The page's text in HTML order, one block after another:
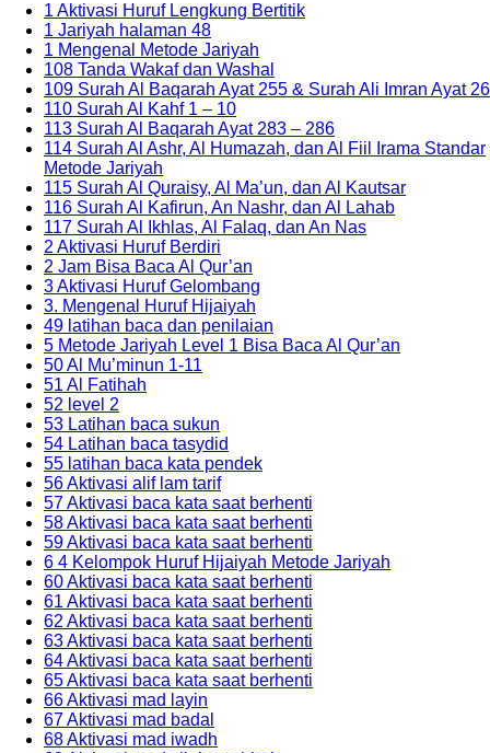
1 Aktivasi Huruf Lengkung Bertitik
1 Jariyah halaman 48
1 Mengenal Metode Jariyah
108 Tanda Wakaf dan Washal
109 Surah Al Baqarah Ayat 255 & Surah Ali Imran Ayat 26
110 Surah Al Kahf 1 – 10
113 Surah Al Baqarah Ayat 283 – 286
114 Surah Al Ashr, Al Humazah, dan Al Fiil Irama Standar
Metode Jariyah
115 Surah Al Quraisy, Al Ma’un, dan Al Kautsar
116 Surah Al Kafirun, An Nashr, dan Al Lahab
117 Surah Al Ikhlas, Al Falaq, dan An Nas
2 Aktivasi Huruf Berdiri
2 Jam Bisa Baca Al Qur’an
3 Aktivasi Huruf Gelombang
3. Mengenal Huruf Hijaiyah
49 latihan baca dan penilaian
5 Metode Jariyah Level 1 Bisa Baca Al Qur’an
50 Al Mu’minun 1-11
51 Al Fatihah
52 level 2
53 Latihan baca sukun
54 Latihan baca tasydid
55 latihan baca kata pendek
56 Aktivasi alif lam tarif
57 Aktivasi baca kata saat berhenti
58 Aktivasi baca kata saat berhenti
59 Aktivasi baca kata saat berhenti
6 4 Kelompok Huruf Hijaiyah Metode Jariyah
60 Aktivasi baca kata saat berhenti
61 Aktivasi baca kata saat berhenti
62 Aktivasi baca kata saat berhenti
63 Aktivasi baca kata saat berhenti
64 Aktivasi baca kata saat berhenti
65 Aktivasi baca kata saat berhenti
66 Aktivasi mad layin
67 Aktivasi mad badal
68 Aktivasi mad iwadh